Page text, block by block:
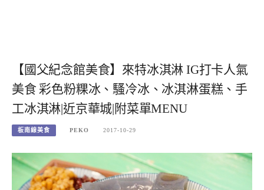
【國父紀念館美食】來特冰淇淋 IG打卡人氣
美食 彩色粉粿冰、騷冷冰、冰淇淋蛋糕、手
工冰淇淋|近京華城|附菜單MENU
板南線美食 PEKO 2017-10-29